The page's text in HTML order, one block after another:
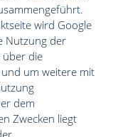
wird Google
Nutzung der
über die
um weitere mit
dem
Zwecken liegt